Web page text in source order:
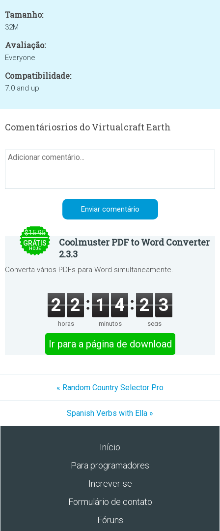
Tamanho:
32M
Avaliação:
Everyone
Compatibilidade:
7.0 and up
Comentáriosrios do Virtualcraft Earth
$15.95
GRÁTIS
HOJE
Coolmuster PDF to Word Converter
2.3.3
Converta vários PDFs para Word simultaneamente.
2 2
horas
1 4
minutos
2 3
segs
Ir para a página de download
« Random Country Selector Pro
Spanish Verbs with Ella »
Início
Para programadores
Increver-se
Formulário de contato
Fóruns